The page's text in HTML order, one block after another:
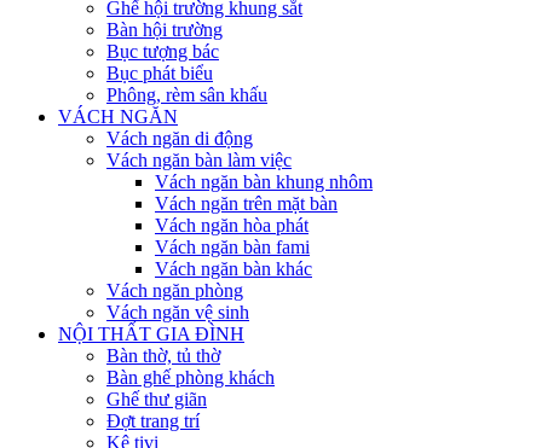
Ghế hội trường khung sắt
Bàn hội trường
Bục tượng bác
Bục phát biểu
Phông, rèm sân khấu
VÁCH NGĂN
Vách ngăn di động
Vách ngăn bàn làm việc
Vách ngăn bàn khung nhôm
Vách ngăn trên mặt bàn
Vách ngăn hòa phát
Vách ngăn bàn fami
Vách ngăn bàn khác
Vách ngăn phòng
Vách ngăn vệ sinh
NỘI THẤT GIA ĐÌNH
Bàn thờ, tủ thờ
Bàn ghế phòng khách
Ghế thư giãn
Đợt trang trí
Kệ tivi